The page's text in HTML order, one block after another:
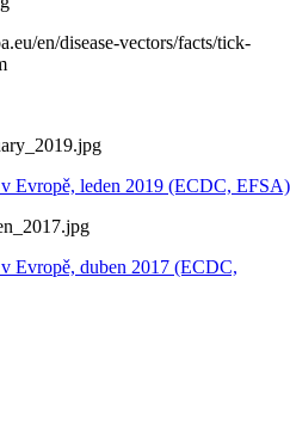
en/disease-vectors/facts/tick-
v Evropě, leden 2019 (ECDC, EFSA)
v Evropě, duben 2017 (ECDC,